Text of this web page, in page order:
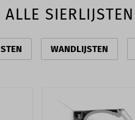
SIERLIJSTEN
WANDLIJSTEN